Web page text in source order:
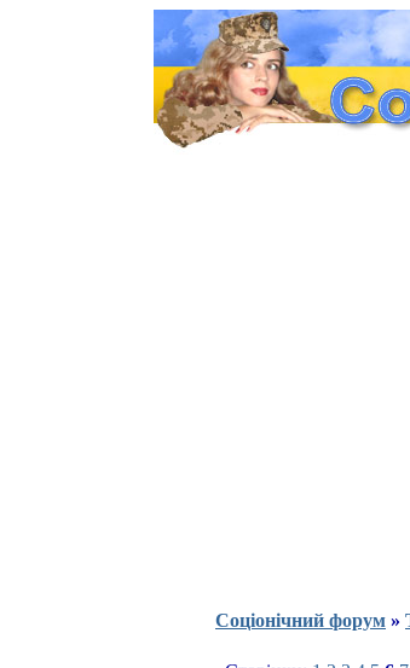
Соціонічний форум »